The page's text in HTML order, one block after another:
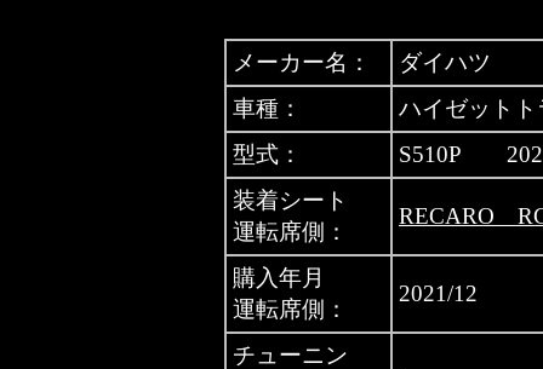
メーカー名：
ダイハツ
車種：
ハイゼットト
型式：
S510P
装着シート
運転席側：
RECARO
購入年月
運転席側：
2021/12
チューニン